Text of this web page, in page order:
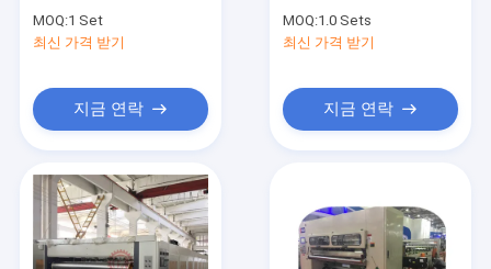
상품
회사 소개
carton making
machine/ivory
competitive price
MOQ:1 Set
최신 가격 받기
지금 연락
paper lunch box
making forming
MOQ:1.0 Sets
최신 가격 받기
지금 연락